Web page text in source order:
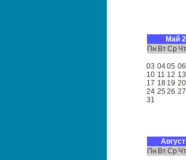
Май
Пн ВтСр
03 0405 06
10 11 12 13
17 18 19 20
24 25 26 27
31
Пн ВтСр